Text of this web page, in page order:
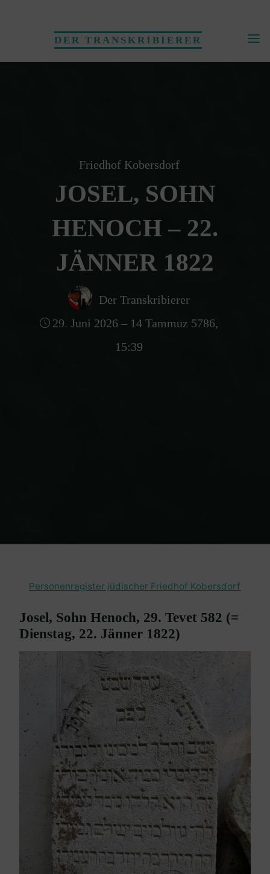
DER TRANSKRIBIERER
Friedhof Kobersdorf
JOSEL, SOHN
HENOCH – 22.
JÄNNER 1822
Der Transkribierer
29. Juni 2026 – 14 Tammuz 5786,
15:39
Personenregister jüdischer Friedhof Kobersdorf
Josel, Sohn Henoch, 29. Tevet 582 (=
Dienstag, 22. Jänner 1822)